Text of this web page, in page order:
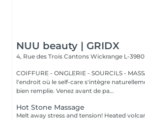
NUU beauty | GRIDX
4, Rue des Trois Cantons Wickrange L-3980
COIFFURE - ONGLERIE - SOURCILS - MASSAGE
l'endroit où le self-care s'intègre
bien remplie. Venez avant de pa...
Hot Stone Massage